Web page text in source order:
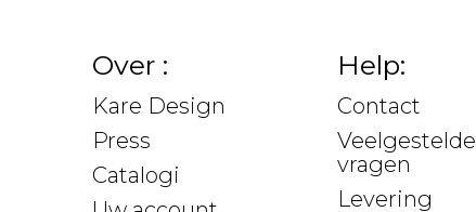
Over :
Kare Design
Press
Catalogi
Help:
Contact
Veelgestelde
vragen
Levering